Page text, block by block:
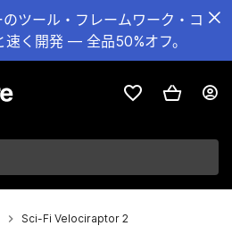
ツール・フレームワーク・コ
速く開発 — 全品50%オフ。
Sci-Fi Velociraptor 2